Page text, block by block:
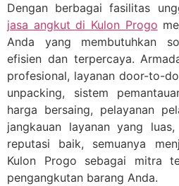
Dengan berbagai fasilitas
jasa angkut di Kulon Progo
Anda yang membutuhkan
efisien dan terpercaya.
profesional, layanan door-to-
unpacking, sistem
harga bersaing, pelayanan
jangkauan layanan yang
reputasi baik, semuanya
Kulon Progo sebagai mitra
pengangkutan barang Anda.